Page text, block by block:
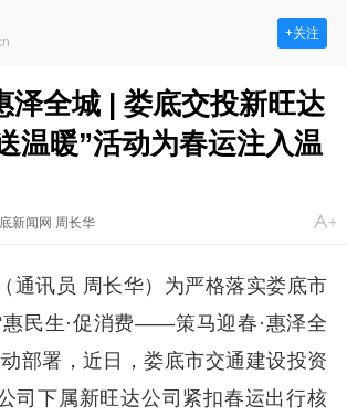
+关注
泽全城 | 娄底交投新旺达
温暖”活动为春运注入温
新闻网 周长华
通讯员 周长华）为严格落实娄底市
惠民生·促消费——策马迎春·惠泽全
部署，近日，娄底市交通建设投资
司下属新旺达公司紧扣春运出行核